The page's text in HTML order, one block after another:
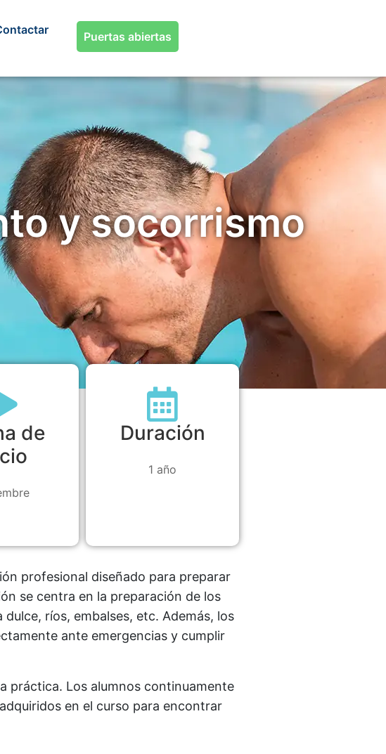
Puertas abiertas
y socorrismo
de
Duración
1 año
profesional diseñado para preparar
se centra en la preparación de los
ríos, embalses, etc. Además, los
ante emergencias y cumplir
práctica. Los alumnos continuamente
en el curso para encontrar